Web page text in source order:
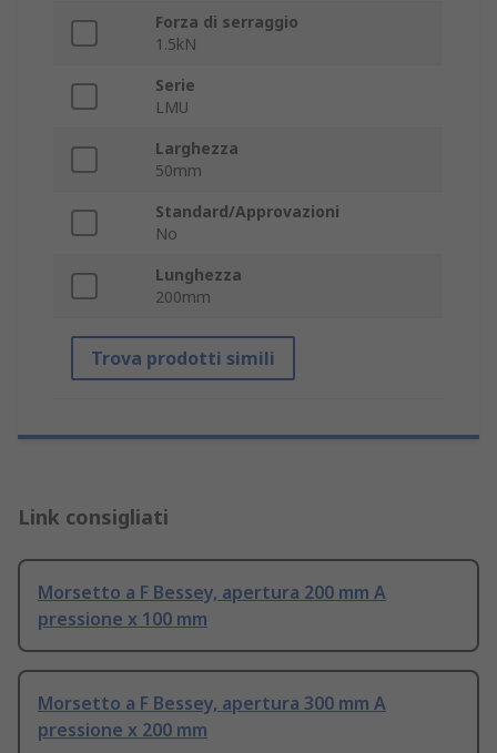
Forza di serraggio
1.5kN
Serie
LMU
Larghezza
50mm
Standard/Approvazioni
No
Lunghezza
200mm
Trova prodotti simili
Link consigliati
Morsetto a F Bessey, apertura 200 mm A
pressione x 100 mm
Morsetto a F Bessey, apertura 300 mm A
pressione x 200 mm